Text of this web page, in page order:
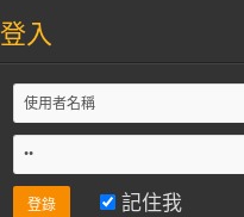
登入
記住我